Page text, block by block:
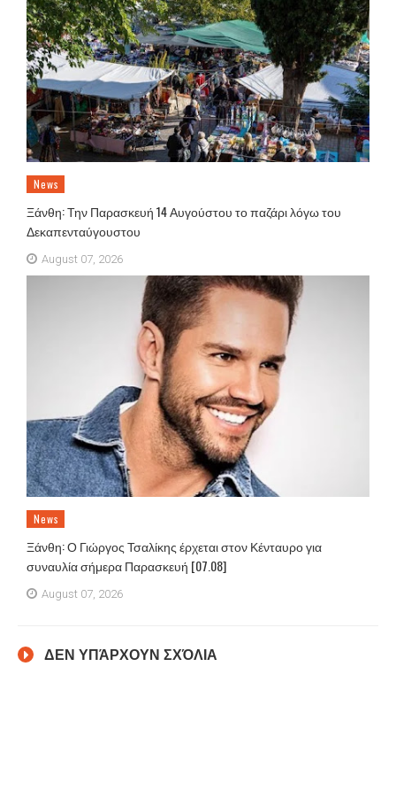
News
Ξάνθη: Την Παρασκευή 14 Αυγούστου το παζάρι λόγω του
Δεκαπενταύγουστου
August 07, 2026
News
Ξάνθη: Ο Γιώργος Τσαλίκης έρχεται στον Κένταυρο για
συναυλία σήμερα Παρασκευή [07.08]
August 07, 2026
ΔΕΝ ΥΠΆΡΧΟΥΝ ΣΧΌΛΙΑ